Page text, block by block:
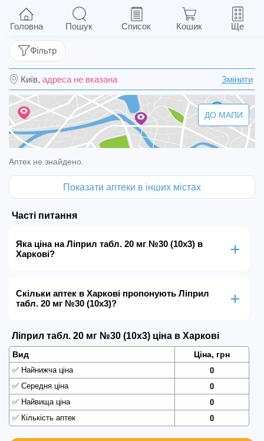
Ліприл табл. 20 мг №30 (10х3)
Київ, адреса не вказана Змінити
Фільтр
ДО МАПИ
Аптек не знайдено.
Показати аптеки в інших містах
Часті питання
Яка ціна на Ліприл табл. 20 мг №30 (10х3) в
Харкові?
Скільки аптек в Харкові пропонують Ліприл
табл. 20 мг №30 (10х3)?
Ліприл табл. 20 мг №30 (10х3) ціна в Харкові
Вид Ціна, грн
✅ Найнижча ціна
0
✅ Середня ціна
0
✅ Найвища ціна
0
✅ Кількість аптек 0
Головна Пошук Список Кошик Ще